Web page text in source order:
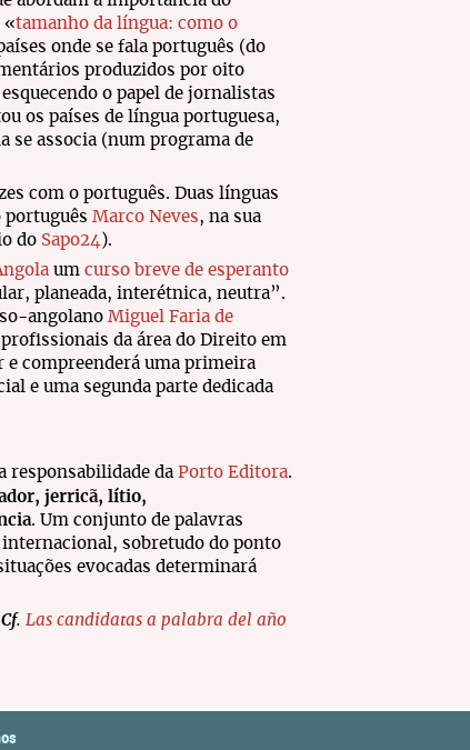
«tamanho da língua: como o
onde se fala português (do
produzidos por oito
esquecendo o papel de jornalistas
os países de língua portuguesa,
se associa (num programa de
com o português. Duas línguas
Marco Neves, na sua
do Sapo24).
um curso breve de esperanto
planeada, interétnica, neutra”.
angolano Miguel Faria de
da área do Direito em
compreenderá uma primeira
e uma segunda parte dedicada
responsabilidade da Porto Editora.
jerricã, lítio,
. Um conjunto de palavras
internacional, sobretudo do ponto
evocadas determinará
Cf. Las candidatas a palabra del año